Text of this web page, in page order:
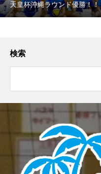
天皇杯沖縄ラウンド優勝！！
検索